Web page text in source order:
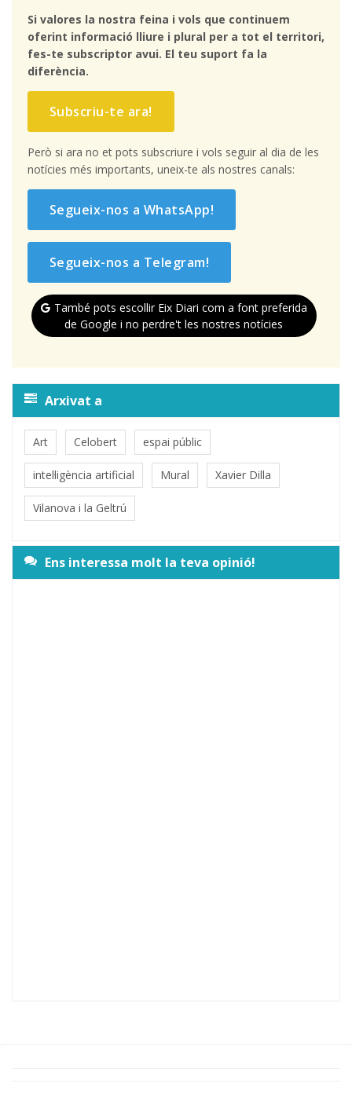
Si valores la nostra feina i vols que continuem
oferint informació lliure i plural per a tot el territori,
fes-te subscriptor avui. El teu suport fa la
diferència.
Subscriu-te ara!
Però si ara no et pots subscriure i vols seguir al dia de les
notícies més importants, uneix-te als nostres canals:
Segueix-nos a WhatsApp!
Segueix-nos a Telegram!
També pots escollir Eix Diari com a font preferida
de Google i no perdre't les nostres notícies
Arxivat a
Art Celobert espai públic
intel·ligència artificial Mural Xavier Dilla
Vilanova i la Geltrú
Ens interessa molt la teva opinió!